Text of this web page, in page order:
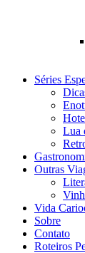
Séries
Lua
Outras
Vida
Sobre
Contato
Roteiros